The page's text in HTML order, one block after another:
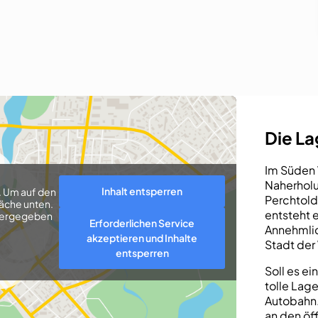
Um auf den
unten.
Inhalt entsperren
Erforderlichen Service
akzeptieren und Inhalte
entsperren
Die
Im
entsteht
Stadt der
Soll es
tolle